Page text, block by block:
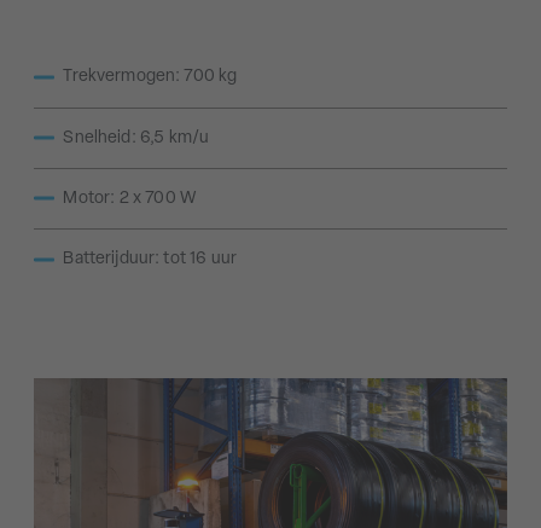
Trekvermogen: 700 kg
Snelheid: 6,5 km/u
Motor: 2 x 700 W
Batterijduur: tot 16 uur